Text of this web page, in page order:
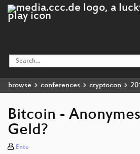
browse conferences cryptocon
Bitcoin - Anonymes
Geld?
Ente